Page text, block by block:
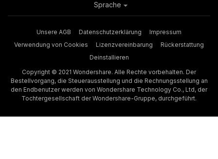
Unsere AGB Datenschutzerklärung
Impressum
Verwendung von Cookies
Lizenzvereinbarung
Rückerstattung
Deinstallieren
Copyright © 2021 Wondershare. Alle Rechte vorbehalten. Der
Bestellvorgang, die Steuerausstellung und die Rechnungsstellung an
den Endbenutzer werden von Wondershare Technology Co., Ltd, der
Tochtergesellschaft der Wondershare-Gruppe, durchgeführt.
Sprache